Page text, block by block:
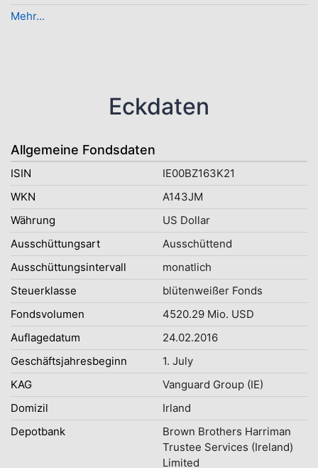
Mehr...
Eckdaten
Allgemeine Fondsdaten
ISIN
IE00BZ163K21
WKN
A143JM
Währung
US Dollar
Ausschüttungsart
Ausschüttend
Ausschüttungsintervall
monatlich
Steuerklasse
blütenweißer Fonds
Fondsvolumen
4520.29 Mio. USD
Auflagedatum
24.02.2016
Geschäftsjahresbeginn
1. July
KAG
Vanguard Group (IE)
Domizil
Irland
Depotbank
Brown Brothers Harriman
Trustee Services (Ireland)
Limited